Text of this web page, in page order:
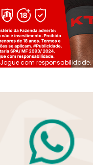
Jogue com responsabilidade.